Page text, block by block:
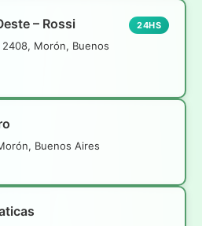
– Rossi
Morón, Buenos
24HS
Buenos Aires